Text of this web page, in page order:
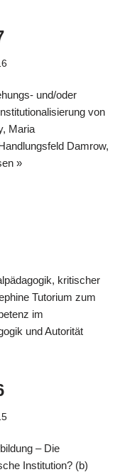
und/oder
von
Maria
Damrow,
»
kritischer
Tutorium zum
im
und Autorität
– Die
Institution? (b)